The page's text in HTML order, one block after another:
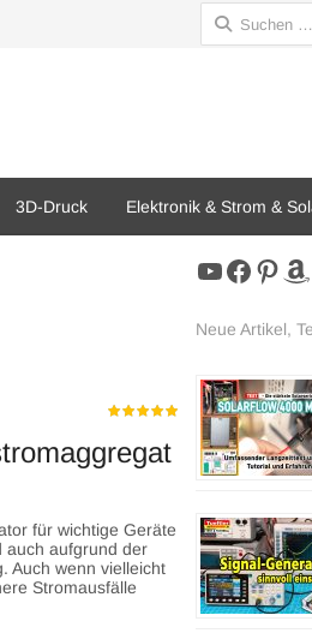
Suchen
nach:
3D-Druck Elektronik & Strom &
für wichtige Geräte
auch aufgrund der
Auch wenn vielleicht
Stromausfälle
YouTube
Neue Artikel,